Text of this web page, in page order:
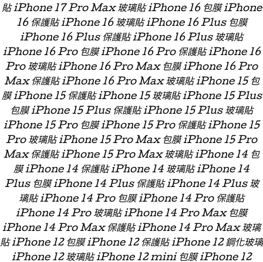
貼 iPhone 17 Pro Max 玻璃貼 iPhone 16 包膜 iPhone
16 保護貼 iPhone 16 玻璃貼 iPhone 16 Plus 包膜
iPhone 16 Plus 保護貼 iPhone 16 Plus 玻璃貼
iPhone 16 Pro 包膜 iPhone 16 Pro 保護貼 iPhone 16
Pro 玻璃貼 iPhone 16 Pro Max 包膜 iPhone 16 Pro
Max 保護貼 iPhone 16 Pro Max 玻璃貼 iPhone 15 包
膜 iPhone 15 保護貼 iPhone 15 玻璃貼 iPhone 15 Plus
包膜 iPhone 15 Plus 保護貼 iPhone 15 Plus 玻璃貼
iPhone 15 Pro 包膜 iPhone 15 Pro 保護貼 iPhone 15
Pro 玻璃貼 iPhone 15 Pro Max 包膜 iPhone 15 Pro
Max 保護貼 iPhone 15 Pro Max 玻璃貼 iPhone 14 包
膜 iPhone 14 保護貼 iPhone 14 玻璃貼 iPhone 14
Plus 包膜 iPhone 14 Plus 保護貼 iPhone 14 Plus 玻
璃貼 iPhone 14 Pro 包膜 iPhone 14 Pro 保護貼
iPhone 14 Pro 玻璃貼 iPhone 14 Pro Max 包膜
iPhone 14 Pro Max 保護貼 iPhone 14 Pro Max 玻璃
貼 iPhone 12 包膜 iPhone 12 保護貼 iPhone 12 鋼化玻璃
iPhone 12 玻璃貼 iPhone 12 mini 包膜 iPhone 12